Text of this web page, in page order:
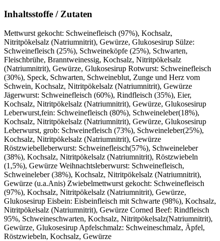
Inhaltsstoffe / Zutaten
Mettwurst gekocht: Schweinefleisch (97%), Kochsalz,
Nitritpökelsalz (Natriumnitrit), Gewürze, Glukosesirup Sülze:
Schweinefleisch (25%), Schweineköpfe (25%), Schwarten,
Fleischbrühe, Branntweinessig, Kochsalz, Nitritpökelsalz
(Natriumnitrit), Gewürze, Glukosesirup Rotwurst: Schweinefleisch
(30%), Speck, Schwarten, Schweineblut, Zunge und Herz vom
Schwein, Kochsalz, Nitritpökelsalz (Natriumnitrit), Gewürze
Jägerwurst: Schweinefleisch (60%), Rindfleisch (35%), Eier,
Kochsalz, Nitritpökelsalz (Natriumnitrit), Gewürze, Glukosesirup
Leberwurst,fein: Schweinefleisch (80%), Schweineleber(18%),
Kochsalz, Nitritpökelsalz (Natriumnitrit), Gewürze, Glukosesirup
Leberwurst, grob: Schweinefleisch (73%), Schweineleber(25%),
Kochsalz, Nitritpökelsalz (Natriumnitrit), Gewürze
Röstzwiebelleberwurst: Schweinefleisch(57%), Schweineleber
(38%), Kochsalz, Nitritpökelsalz (Natriumnitrit), Röstzwiebeln
(1,5%), Gewürze Weihnachtsleberwurst: Schweinefleisch,
Schweineleber (38%), Kochsalz, Nitritpökelsalz (Natriumnitrit),
Gewürze (u.a.Anis) Zwiebelmettwurst gekocht: Schweinefleisch
(97%), Kochsalz, Nitritpökelsalz (Natriumnitrit), Gewürze,
Glukosesirup Eisbein: Eisbeinfleisch mit Schwarte (98%), Kochsalz,
Nitritpökelsalz (Natriumnitrit), Gewürze Corned Beef: Rindfleisch
95%, Schweineschwarten, Kochsalz, Nitritpökelsalz(Natriumnitrit),
Gewürze, Glukosesirup Apfelschmalz: Schweineschmalz, Äpfel,
Röstzwiebeln, Kochsalz, Gewürze